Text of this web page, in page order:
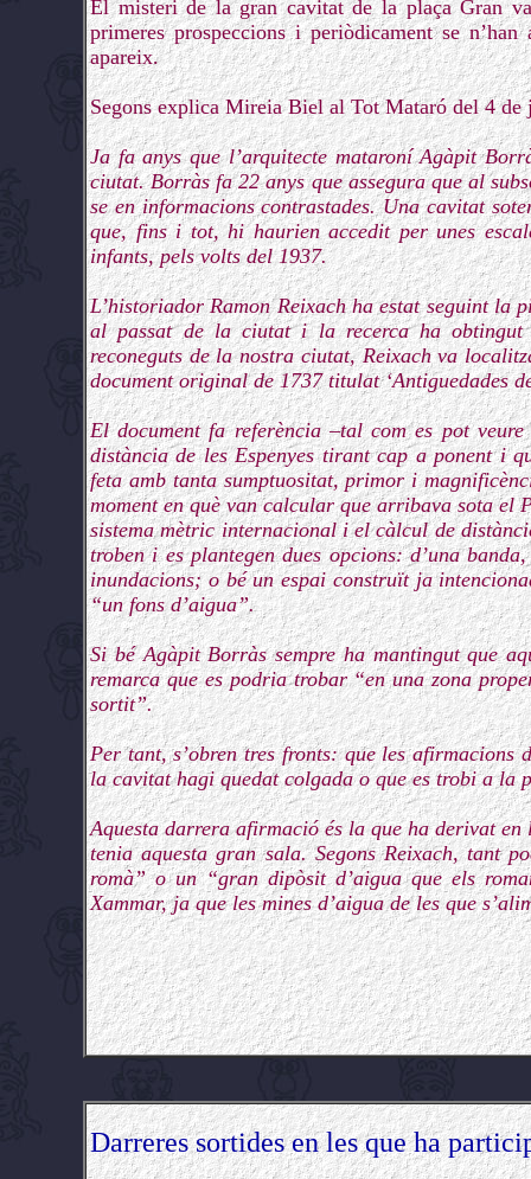
El misteri de la gran cavitat de la plaça Gran
primeres prospeccions i periòdicament se
apareix.
Segons explica Mireia Biel al Tot Mataró del 4 de
Ja fa anys que l’arquitecte mataroní Agàpit
ciutat. Borràs fa 22 anys que assegura que al
se en informacions contrastades. Una cavitat
que, fins i tot, hi haurien accedit per unes
infants, pels volts del 1937.
L’historiador Ramon Reixach ha estat seguint la
al passat de la ciutat i la recerca ha obtingut
reconeguts de la nostra ciutat, Reixach va
document original de 1737 titulat ‘Antiguedades
El document fa referència –tal com es pot
distància de les Espenyes tirant cap a ponent i
feta amb tanta sumptuositat, primor i
moment en què van calcular que arribava sota el
sistema mètric internacional i el càlcul de
troben i es plantegen dues opcions: d’una
inundacions; o bé un espai construït ja
“un fons d’aigua”.
Si bé Agàpit Borràs sempre ha mantingut que
remarca que es podria trobar “en una zona
sortit”.
Per tant, s’obren tres fronts: que les
la cavitat hagi quedat colgada o que es trobi a la
Aquesta darrera afirmació és la que ha derivat
tenia aquesta gran sala. Segons Reixach, tant
romà” o un “gran dipòsit d’aigua que els
Xammar, ja que les mines d’aigua de les que
Darreres sortides en les que ha